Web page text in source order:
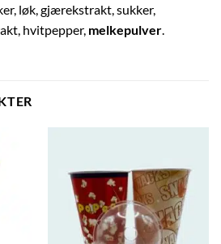
løk, gjærekstrakt, sukker,
hvitpepper, melkepulver